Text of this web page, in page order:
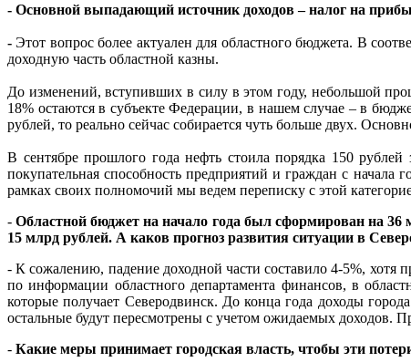
- Основной выпадающий источник доходов – налог на
- Этот вопрос более актуален для областного бюджета. В
доходную часть областной казны.
До изменений, вступивших в силу в этом году, небольшой
18% остаются в субъекте Федерации, в нашем случае – в
рублей, то реально сейчас собирается чуть больше двух.
В сентябре прошлого года нефть стоила порядка 150
покупательная способность предприятий и граждан с
рамках своих полномочий мы ведем переписку с этой
-Областной бюджет на начало года был сформирован на 36
15 млрд рублей. А каков прогноз развития ситуации в
-К сожалению, падение доходной части составило 4-5%,
по информации областного департамента финансов, в
которые получает Северодвинск. До конца года доходы
остальные будут пересмотрены с учетом ожидаемых доходов.
- Какие меры принимает городская власть, чтобы эти